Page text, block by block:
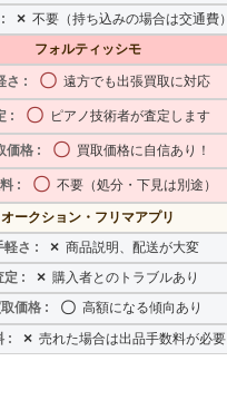
× 不要（持ち込みの場合は交通費）
フォルティッシモ
〇 遠方でも出張買取に対応
〇 ピアノ技術者が査定します
〇 買取価格に自信あり！
〇 不要（処分・下見は別途）
オークション・フリマアプリ
× 商品説明、配送が大変
× 購入者とのトラブルあり
〇 高額になる傾向あり
× 売れた場合は出品手数料が必要